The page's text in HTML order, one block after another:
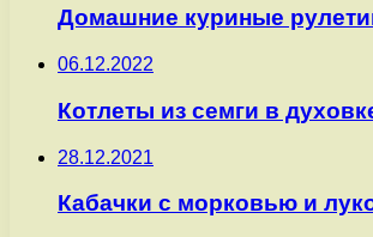
Домашние куриные
06.12.2022
Котлеты из семги в
28.12.2021
Кабачки с морковью и